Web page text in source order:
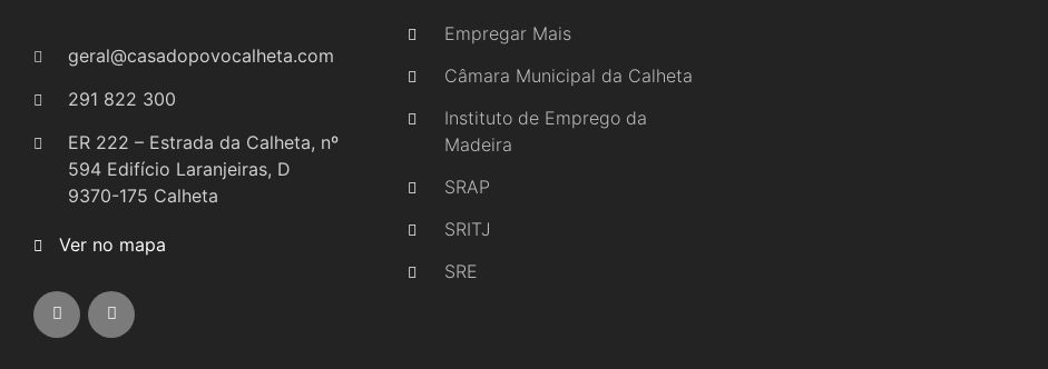
geral@casadopovocalheta.com
291 822 300
ER 222 – Estrada da Calheta, nº
594 Edifício Laranjeiras, D
9370-175 Calheta
Ver no mapa
Empregar Mais
Câmara Municipal da Calheta
Instituto de Emprego da
Madeira
SRAP
SRITJ
SRE